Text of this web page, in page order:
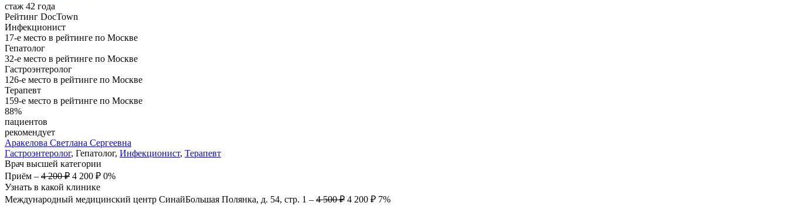
стаж 42 года
Рейтинг DocTown
Инфекционист
17-е место в рейтинге по Москве
Гепатолог
32-е место в рейтинге по Москве
Гастроэнтеролог
126-е место в рейтинге по Москве
Терапевт
159-е место в рейтинге по Москве
88%
пациентов
рекомендует
Аракелова Светлана Сергеевна
Гастроэнтеролог, Гепатолог, Инфекционист, Терапевт
Врач высшей категории
Приём – 4 200 ₽ 4 200 ₽ 0%
Узнать в какой клинике
Международный медицинский центр СинайБольшая Полянка, д. 54, стр. 1 – 4 500 ₽ 4 200 ₽ 7%